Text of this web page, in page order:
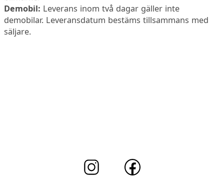
Demobil: Leverans inom två dagar gäller inte
demobilar. Leveransdatum bestäms tillsammans med
säljare.